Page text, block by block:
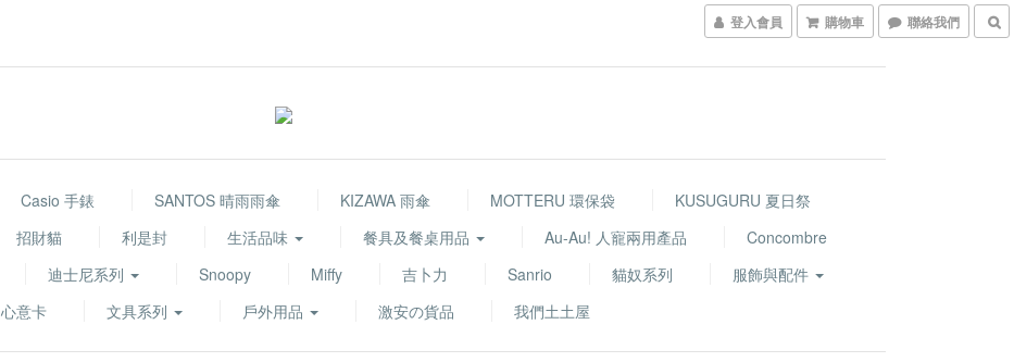
登入會員 購物車 聯絡我們
Casio 手錶 SANTOS 晴雨雨傘 KIZAWA 雨傘 MOTTERU 環保袋
KUSUGURU 夏日祭
招財貓 利是封 生活品味 餐具及餐桌用品 Au-Au! 人寵兩用產品
Concombre
迪士尼系列 Snoopy Miffy 吉卜力 Sanrio 貓奴系列
服飾與配件
心意卡
文具系列 戶外用品 激安の貨品 我們土土屋